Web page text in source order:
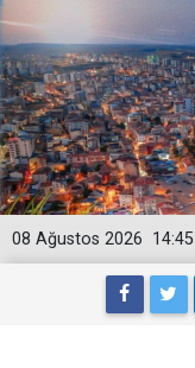
14:45
08 Ağustos 2026